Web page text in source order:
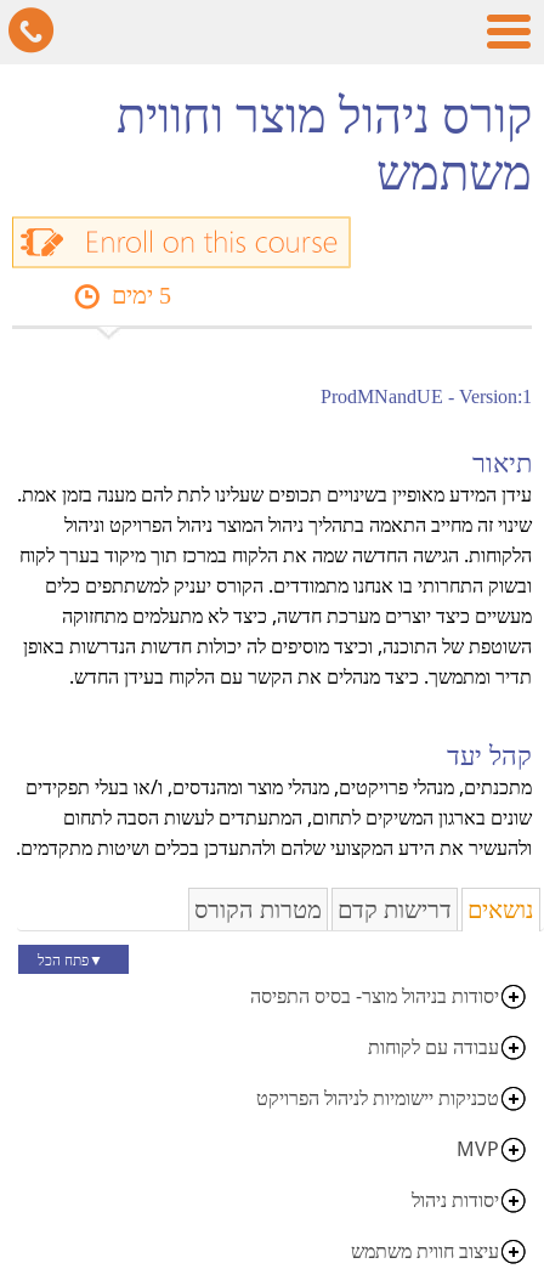
קורס ניהול מוצר וחווית
משתמש
5 ימים
ProdMNandUE - Version:1
תיאור
עידן המידע מאופיין בשינויים תכופים שעלינו לתת להם מענה בזמן אמת.
שינוי זה מחייב התאמה בתהליך ניהול המוצר ניהול הפרויקט וניהול
הלקוחות. הגישה החדשה שמה את הלקוח במרכז תוך מיקוד בערך לקוח
ובשוק התחרותי בו אנחנו מתמודדים. הקורס יעניק למשתתפים כלים
מעשיים כיצד יוצרים מערכת חדשה, כיצד לא מתעלמים מתחזוקה
השוטפת של התוכנה, וכיצד מוסיפים לה יכולות חדשות הנדרשות באופן
תדיר ומתמשך. כיצד מנהלים את הקשר עם הלקוח בעידן החדש.
קהל יעד
מתכנתים, מנהלי פרויקטים, מנהלי מוצר ומהנדסים, ו/או בעלי תפקידים
שונים בארגון המשיקים לתחום, המתעתדים לעשות הסבה לתחום
ולהעשיר את הידע המקצועי שלהם ולהתעדכן בכלים ושיטות מתקדמים.
נושאים דרישות קדם מטרות הקורס
▼פתח הכל
יסודות בניהול מוצר- בסיס התפיסה
עבודה עם לקוחות
טכניקות יישומיות לניהול הפרויקט
MVP
יסודות ניהול
עיצוב חווית משתמש